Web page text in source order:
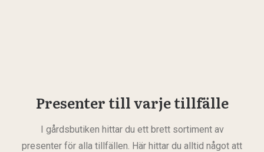
Presenter till varje tillfälle
I gårdsbutiken hittar du ett brett sortiment av
presenter för alla tillfällen. Här hittar du alltid något att